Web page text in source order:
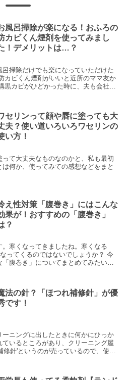
風呂掃除が楽になる！おふろの
カビくん煙剤を使ってみまし
！デメリットは…？
呂掃除だけでも楽になっていただけた
カビくん煙剤がいいと近所のママ友か
黒カビがひどかった時に、夫も会社の
セリンって顔や唇に塗っても大
夫？使い道いろいろワセリンの
い方！
て大丈夫なものなのかと、私も最初
何か、使ってみての感想などをまと
え性対策「腹巻き」にはこんな
果が！おすすめの「腹巻き」
？
寒くなってきましたね。寒くなる
ってくるのではないでしょうか？ 今
腹巻き」についてまとめてみたいと
法の針？「ほつれ補修針」が優
です！
ニングに出したときに何かにひっか
いるところがあり、クリーニング屋
修針'というのが売っているので、使わ